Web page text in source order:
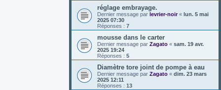
réglage embrayage.
Dernier message par levrier-noir« lun. 5 mai
2025 07:30
Réponses : 7
mousse dans le carter
Dernier message par Zagato « sam. 19 avr.
2025 19:24
Réponses : 5
Diamètre tore joint de pompe à eau
Dernier message par Zagato « dim. 23 mars
2025 12:11
Réponses : 13